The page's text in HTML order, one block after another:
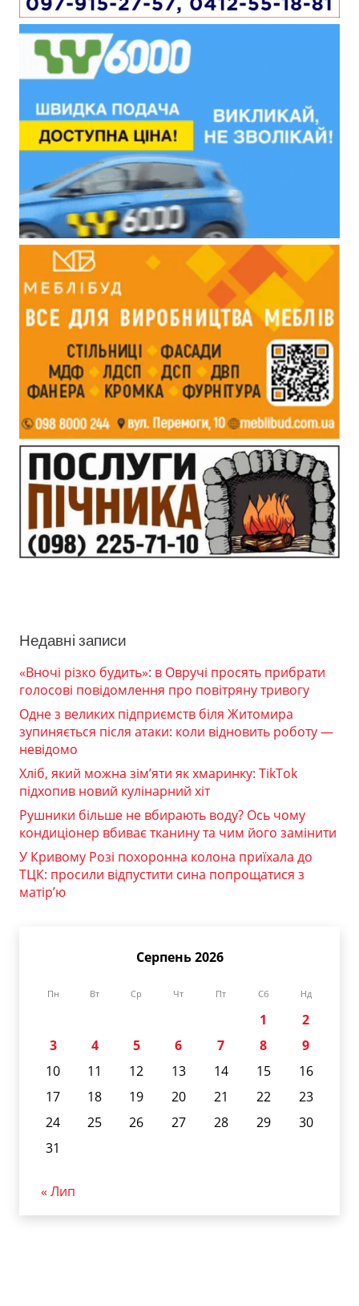
Недавні записи
«Вночі різко будить»: в Овручі просять прибрати
голосові повідомлення про повітряну тривогу
Одне з великих підприємств біля Житомира
зупиняється після атаки: коли відновить роботу —
невідомо
Хліб, який можна зім’яти як хмаринку: TikTok
підхопив новий кулінарний хіт
Рушники більше не вбирають воду? Ось чому
кондиціонер вбиває тканину та чим його замінити
У Кривому Розі похоронна колона приїхала до
ТЦК: просили відпустити сина попрощатися з
матір’ю
Серпень 2026
Пн Вт Ср Чт Пт Сб Нд
1
2
3
4 5 6 7 8
9
10
11 12 13 14 15
16
17
18 19 20 21 22
23
24
25 26 27 28 29
30
31
« Лип